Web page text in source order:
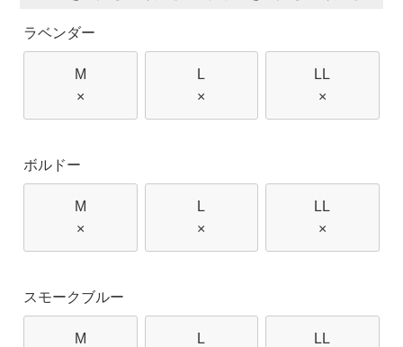
ラベンダー
M
×
L
×
LL
×
ボルドー
M
×
L
×
LL
×
スモークブルー
M
L
LL